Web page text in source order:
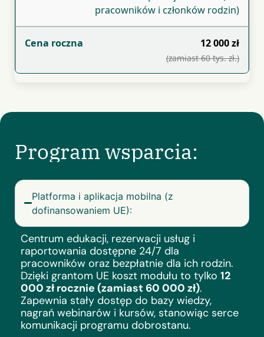
pracowników i członków rodzin)
12 000 zł
(zamiast 60 tys. zł.)
Program wsparcia:
Platforma i aplikacja mobilna (z
dofinansowaniem UE):
Centrum edukacji, rezerwacji usług i
raportowania dostępne 24/7 dla
pracowników oraz bezpłatnie dla ich rodzin.
Dzięki grantom UE koszt modułu to tylko 12
000 zł rocznie (zamiast 60 000 zł).
Zapewnia stały dostęp do bazy wiedzy,
nagrań webinarów i kursów, stanowiąc serce
komunikacji programu dobrostanu.